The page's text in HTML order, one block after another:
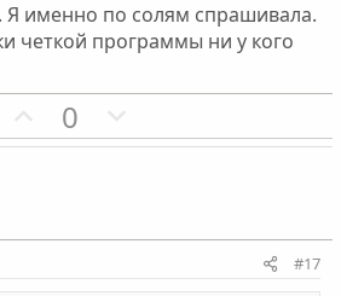
н
ы
й
о
с
н
ы
й
о
с
Я именно по солям спрашивала.
четкой программы ни у кого
П
о
т
0
е
т
#17